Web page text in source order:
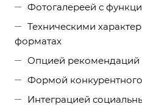
Фотогалереей с
Техническими
форматах
Опцией рекомендаций
Формой
Интеграцией